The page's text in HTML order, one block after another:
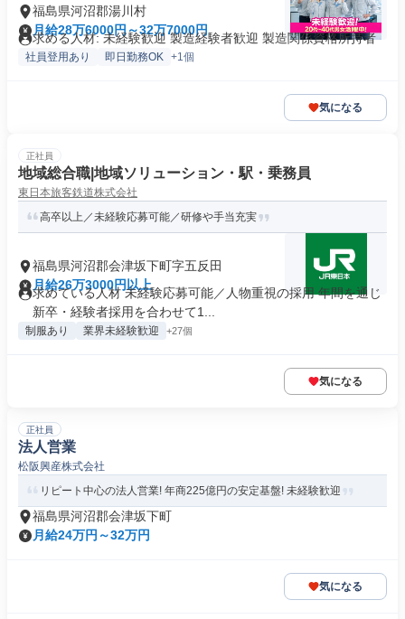
福島県河沼郡湯川村
月給28万6000円～32万7000円
求める人材: 未経験歓迎 製造経験者歓迎 製造関係資格所持者
社員登用あり 即日勤務OK +1個
気になる
正社員
地域総合職|地域ソリューション・駅・乗務員
東日本旅客鉄道株式会社
高卒以上／未経験応募可能／研修や手当充実
福島県河沼郡会津坂下町字五反田
月給26万3000円以上
求めている人材 未経験応募可能／人物重視の採用 年間を通じ
新卒・経験者採用を合わせて1...
制服あり 業界未経験歓迎 +27個
気になる
正社員
法人営業
松阪興産株式会社
リピート中心の法人営業! 年商225億円の安定基盤! 未経験歓迎
福島県河沼郡会津坂下町
月給24万円～32万円
気になる